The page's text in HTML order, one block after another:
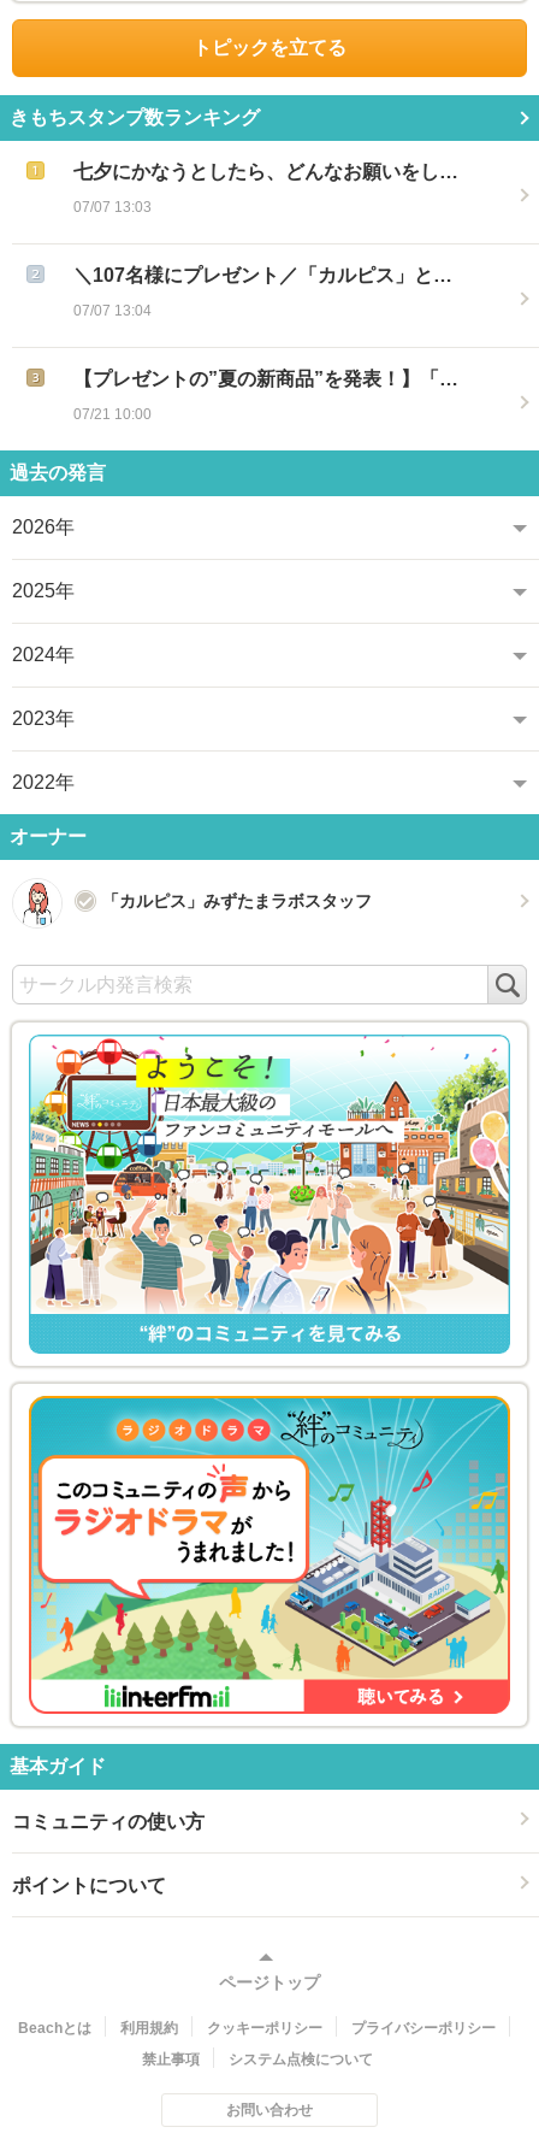
トピックを立てる
きもちスタンプ数ランキング
七夕にかなうとしたら、どんなお願いをし…
07/07 13:03
＼107名様にプレゼント／「カルピス」と…
07/07 13:04
【プレゼントの”夏の新商品”を発表！】「…
07/21 10:00
過去の発言
2026年
2025年
2024年
2023年
2022年
オーナー
「カルピス」みずたまラボスタッフ
基本ガイド
コミュニティの使い方
ポイントについて
ページトップ
Beachとは 利用規約 クッキーポリシー
プライバシーポリシー
禁止事項
システム点検について
お問い合わせ